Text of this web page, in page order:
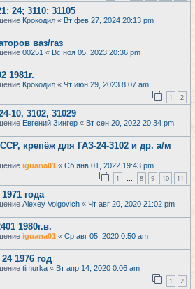
24; 3110; 31105
Крокодил « Вт фев 27, 2024 20:13 pm
ваз/газ
00251 « Вс ноя 05, 2023 20:36 pm
1981г.
Крокодил « Чт июн 29, 2023 8:07 am
1 2
10, 3102, 31029
Евгений Зингер « Вт сен 20, 2022 20:34 pm
крепёж для ГАЗ-24-3102 и др. а/м
iguana01 « Сб янв 01, 2022 19:43 pm
1 … 8 9 10 11
года
Alexey Volgovich « Чт авг 20, 2020 21:02 pm
1980г.в.
iguana01 « Ср авг 05, 2020 0:50 am
1976 год
timurka « Вт апр 14, 2020 0:06 am
1 2